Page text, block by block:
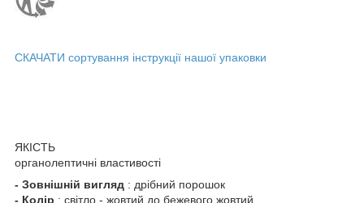
СКАЧАТИ сортування інструкції нашої упаковки
ЯКІСТЬ
органолептичні властивості
- Зовнішній вигляд : дрібний порошок
- Колір : світло - жовтий до бежевого жовтий